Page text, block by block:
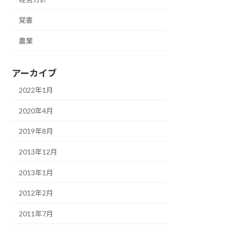
覚書
農業
アーカイブ
2022年1月
2020年4月
2019年8月
2013年12月
2013年1月
2012年2月
2011年7月